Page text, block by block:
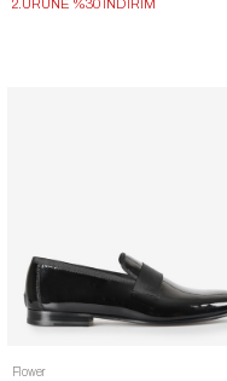
2.ÜRÜNE %30 İNDİRİM
Flower